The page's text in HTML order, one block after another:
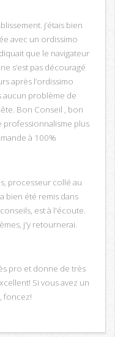
j’étais bien
avec un ordissimo
que le navigateur
s’est pas découragé
après l’ordissimo
aucun problème de
Bon Conseil , bon
professionnalisme plus
à 100%
processeur collé au
bien été remis dans
est à l'écoute.
j'y retournerai.
pro et donne de très
Si vous avez un
foncez!